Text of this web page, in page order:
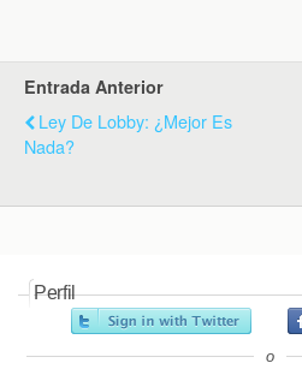
Entrada Anterior
Ley De Lobby: ¿Mejor Es
Nada?
Perfil
o